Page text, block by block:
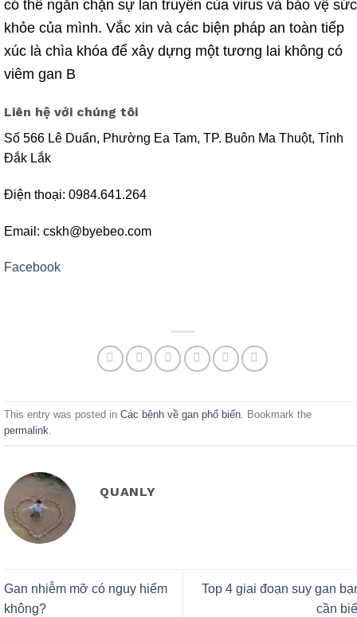
có thể ngăn chặn sự lan truyền của virus và bảo vệ sức
khỏe của mình. Vắc xin và các biện pháp an toàn tiếp
xúc là chìa khóa để xây dựng một tương lai không có
viêm gan B
Liên hệ với chúng tôi
Số 566 Lê Duẩn, Phường Ea Tam, TP. Buôn Ma Thuột, Tỉnh
Đắk Lắk
Điện thoại: 0984.641.264
Email: cskh@byebeo.com
Facebook
This entry was posted in Các bệnh về gan phổ biến. Bookmark the
permalink.
QUANLY
Gan nhiễm mỡ có nguy hiểm
không?
Top 4 giai đoạn suy gan
cần